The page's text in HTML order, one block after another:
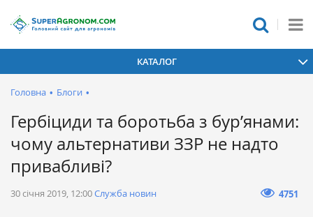
КАТАЛОГ
Головна • Блоги •
Гербіциди та боротьба з бур’янами:
чому альтернативи ЗЗР не надто
привабливі?
30 січня 2019, 12:00Служба новин 4751